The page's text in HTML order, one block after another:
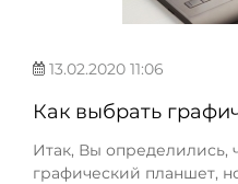
13.02.2020 11:06
Как выбрать
Итак, Вы определились,
графический планшет,